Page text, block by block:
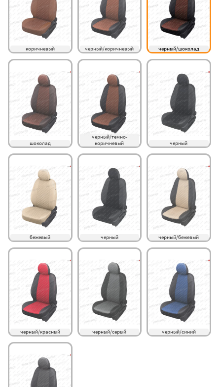
коричневый черный/коричневый черный/шоколад
шоколад
черный/темно-
коричневый
черный
бежевый черный черный/бежевый
черный/красный черный/серый черный/синий